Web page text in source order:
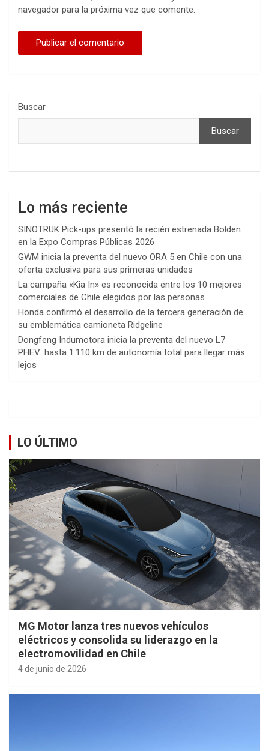
navegador para la próxima vez que comente.
Buscar
Buscar
Lo más reciente
SINOTRUK Pick-ups presentó la recién estrenada Bolden
en la Expo Compras Públicas 2026
GWM inicia la preventa del nuevo ORA 5 en Chile con una
oferta exclusiva para sus primeras unidades
La campaña «Kia In» es reconocida entre los 10 mejores
comerciales de Chile elegidos por las personas
Honda confirmó el desarrollo de la tercera generación de
su emblemática camioneta Ridgeline
Dongfeng Indumotora inicia la preventa del nuevo L7
PHEV: hasta 1.110 km de autonomía total para llegar más
lejos
LO ÚLTIMO
MG Motor lanza tres nuevos vehículos
eléctricos y consolida su liderazgo en la
electromovilidad en Chile
4 de junio de 2026